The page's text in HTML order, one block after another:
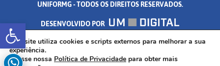
Abrir a barra de ferramentas
UNIFORMG - TODOS OS DIREITOS RESERVADOS.
DESENVOLVIDO POR
AV. DR. ARNALDO DE SENNA, 328 - PALMEIRAS, FORMIGA/MG - CEP:
35.574.530
Este site utiliza cookies e scripts externos para melhorar a sua
experiência.
Acesse nossa Política de Privacidade para obter mais